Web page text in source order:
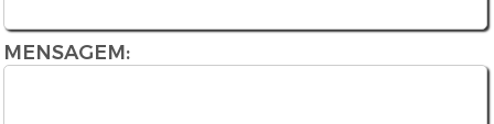
MENSAGEM: